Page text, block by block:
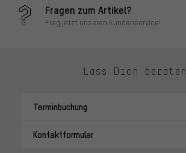
Fragen zum Artikel?
Frag jetzt unseren Kundenservice!
Lass Dich beraten
Terminbuchung
Kontaktformular